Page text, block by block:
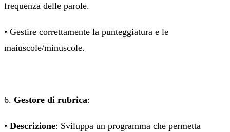
frequenza delle parole.
• Gestire correttamente la punteggiatura e le
maiuscole/minuscole.
6. Gestore di rubrica:
• Descrizione: Sviluppa un programma che permetta